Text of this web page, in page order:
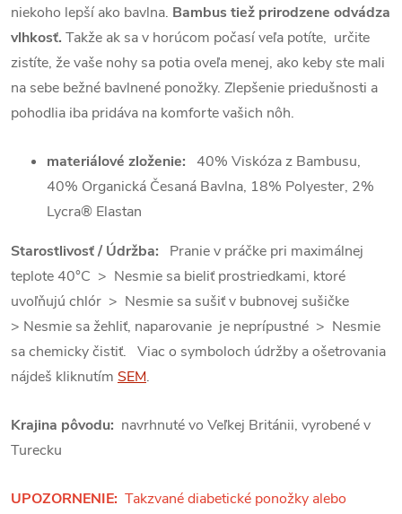
niekoho lepší ako bavlna. Bambus tiež prirodzene odvádza
vlhkosť. Takže ak sa v horúcom počasí veľa potíte, určite
zistíte, že vaše nohy sa potia oveľa menej, ako keby ste mali
na sebe bežné bavlnené ponožky. Zlepšenie priedušnosti a
pohodlia iba pridáva na komforte vašich nôh.
materiálové zloženie: 40% Viskóza z Bambusu,
40% Organická Česaná Bavlna, 18% Polyester, 2%
Lycra® Elastan
Starostlivosť / Údržba: Pranie v práčke pri maximálnej
teplote 40°C > Nesmie sa bieliť prostriedkami, ktoré
uvoľňujú chlór > Nesmie sa sušiť v bubnovej sušičke
> Nesmie sa žehliť, naparovanie je neprípustné > Nesmie
sa chemicky čistiť. Viac o symboloch údržby a ošetrovania
nájdeš kliknutím SEM.
Krajina pôvodu: navrhnuté vo Veľkej Británii, vyrobené v
Turecku
UPOZORNENIE: Takzvané diabetické ponožky alebo